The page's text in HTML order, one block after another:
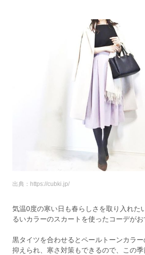
出典：https://cubki.jp/
気温0度の寒い日も春らしさを取り入れた
るいカラーのスカートを使ったコーデがお
黒タイツを合わせるとペールトーンカラ
抑えられ、寒さ対策もできるので、この